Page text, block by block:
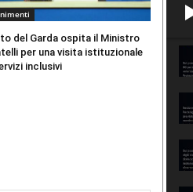
del Garda ospita il Ministro
per una visita istituzionale
inclusivi